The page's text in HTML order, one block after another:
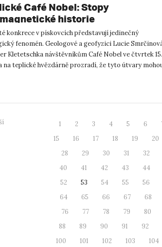
Café Nobel: Stopy
historie
konkrece v pískovcích představují jedinečný
fenomén. Geologové a geofyzici Lucie
Kletetschka návštěvníkům Café Nobel ve čtvrtek 15.
na teplické hvězdárně prozradí, že tyto útvary
1 2 3 4 5 6
15
16 17 18 19 20
28
29 30 31 32
40
41 42 43 44
52
53 54 55 56
64
65 66 67 68
76
77 78 79 80
88
89 90 91 92
100
101 102 103 104